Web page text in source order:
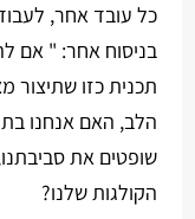
כל עובד אחר,
בניסוח אחר: " אם
תכנית כזו שתיצור
הלב, האם אנחנו
שופטים את
הקולגות שלנו?